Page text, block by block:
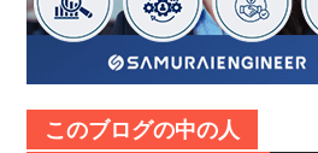
このブログの中の人